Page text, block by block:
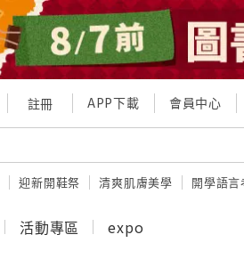
註冊 APP下載 會員中心
迎新開鞋祭 清爽肌膚美學 開學語
活動專區 expo